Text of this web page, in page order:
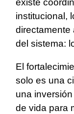
existe
institucional,
directamente
del sistema:
El
solo es una
una
de vida para